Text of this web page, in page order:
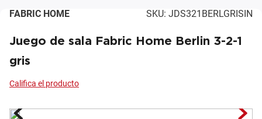
FABRIC HOME SKU: JDS321BERLGRISIN
Juego de sala Fabric Home Berlin 3-2-1
gris
4. apple